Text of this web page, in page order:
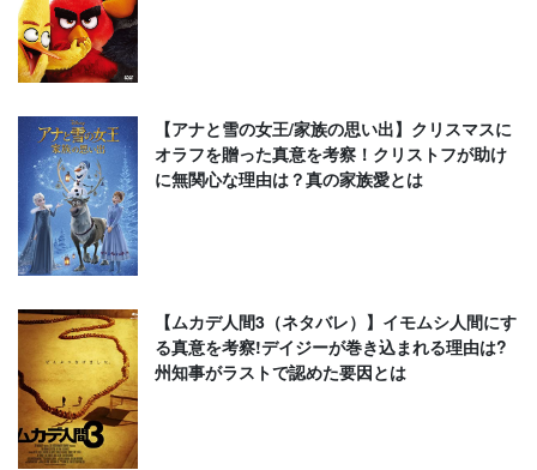
【アナと雪の女王/家族の思い出】クリスマスに
オラフを贈った真意を考察！クリストフが助け
に無関心な理由は？真の家族愛とは
【ムカデ人間3（ネタバレ）】イモムシ人間にす
る真意を考察!デイジーが巻き込まれる理由は?
州知事がラストで認めた要因とは